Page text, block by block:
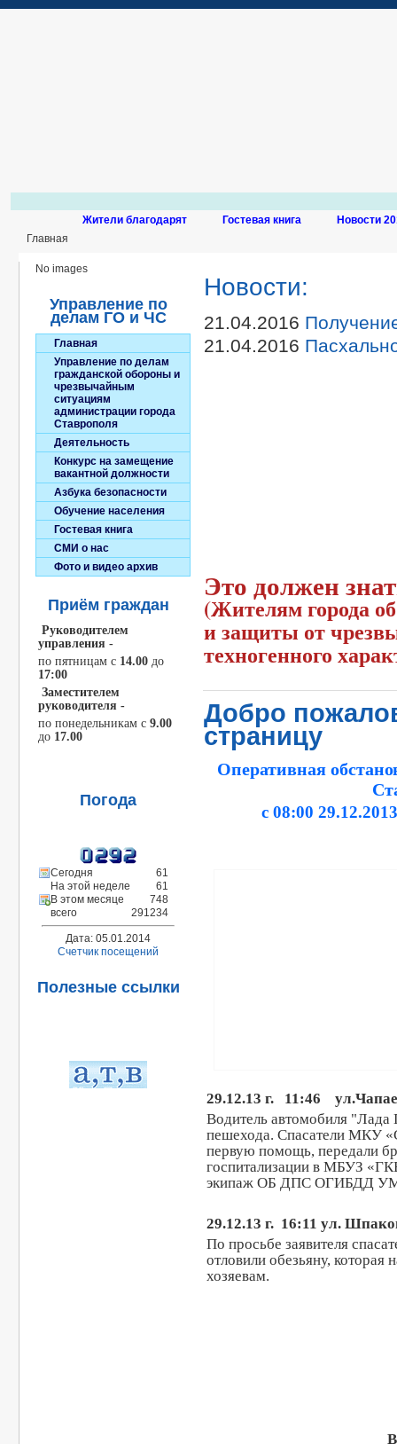
Жители благодарят Гостевая книга
Новости
Главная
No images
Управление по
делам ГО и ЧС
Главная
Управление по делам
гражданской обороны и
чрезвычайным
ситуациям
администрации города
Ставрополя
Деятельность
Конкурс на замещение
вакантной должности
Азбука безопасности
Обучение населения
Гостевая книга
СМИ о нас
Фото и видео архив
Приём граждан
Руководителем
управления -
по пятницам c 14.00 до
17:00
Заместителем
руководителя -
по понедельникам с 9.00
до 17.00
Погода
Сегодня
61
На этой неделе
61
В этом месяце
748
всего
291234
Дата: 05.01.2014
Счетчик посещений
Полезные ссылки
Новости:
21.04.2016
21.04.2016
Это должен
(Жителям города
и защиты от
техногенного
Добро
страницу
Оперативная
с 08:00
29.12.13 г. 11:46
Водитель автомобиля
пешехода. Спасатели МКУ
первую помощь, передали
госпитализации в МБУЗ
экипаж ОБ ДПС ОГИБДД
29.12.13 г. 16:11 ул.
По просьбе заявителя
отловили обезьяну, которая
хозяевам.